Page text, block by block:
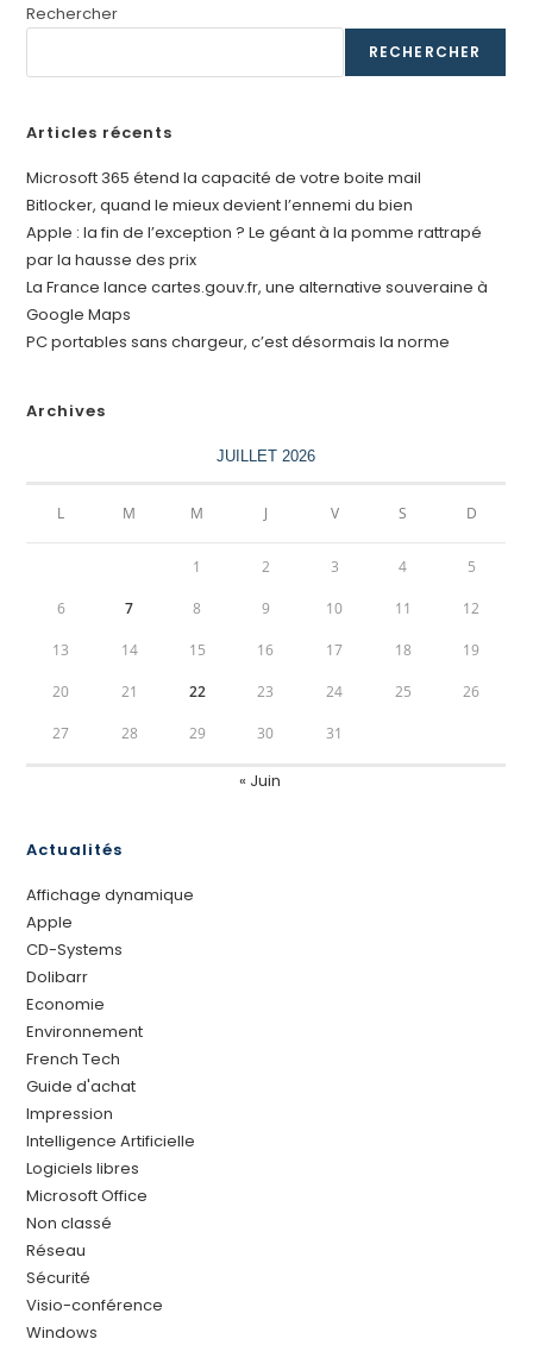
Rechercher
RECHERCHER
Articles récents
Microsoft 365 étend la capacité de votre boite mail
Bitlocker, quand le mieux devient l’ennemi du bien
Apple : la fin de l’exception ? Le géant à la pomme rattrapé
par la hausse des prix
La France lance cartes.gouv.fr, une alternative souveraine à
Google Maps
PC portables sans chargeur, c’est désormais la norme
Archives
JUILLET 2026
L M M J V S D
1 2 3 4 5
6 7 8 9 10 11 12
13 14 15 16 17 18 19
20 21 22 23 24 25 26
27 28 29 30 31
« Juin
Actualités
Affichage dynamique
Apple
CD-Systems
Dolibarr
Economie
Environnement
French Tech
Guide d'achat
Impression
Intelligence Artificielle
Logiciels libres
Microsoft Office
Non classé
Réseau
Sécurité
Visio-conférence
Windows